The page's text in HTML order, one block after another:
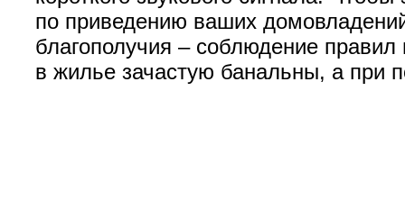
по приведению ваших
благополучия – соблюдение
в жилье зачастую банальны, а при